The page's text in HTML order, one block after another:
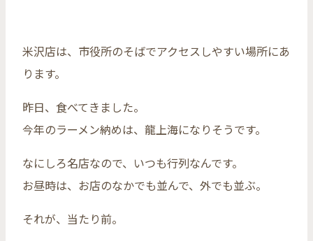
米沢店は、市役所のそばでアクセスしやすい場所にあ
ります。
昨日、食べてきました。
今年のラーメン納めは、龍上海になりそうです。
なにしろ名店なので、いつも行列なんです。
お昼時は、お店のなかでも並んで、外でも並ぶ。
それが、当たり前。